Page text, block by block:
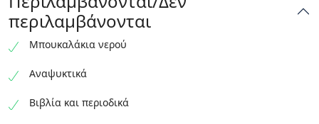
περιλαμβάνονται
Μπουκαλάκια νερού
Αναψυκτικά
Βιβλία και περιοδικά